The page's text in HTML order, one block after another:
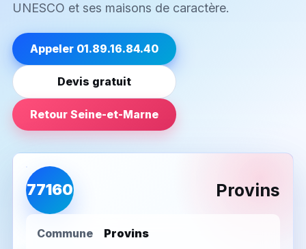
UNESCO et ses maisons de caractère.
Appeler 01.89.16.84.40
Devis gratuit
Retour Seine-et-Marne
77160 Provins
Commune
Provins